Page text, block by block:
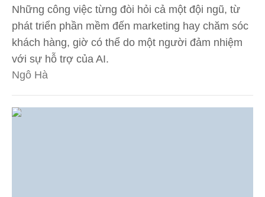
Những công việc từng đòi hỏi cả một đội ngũ, từ
phát triển phần mềm đến marketing hay chăm sóc
khách hàng, giờ có thể do một người đảm nhiệm
với sự hỗ trợ của AI.
Ngô Hà